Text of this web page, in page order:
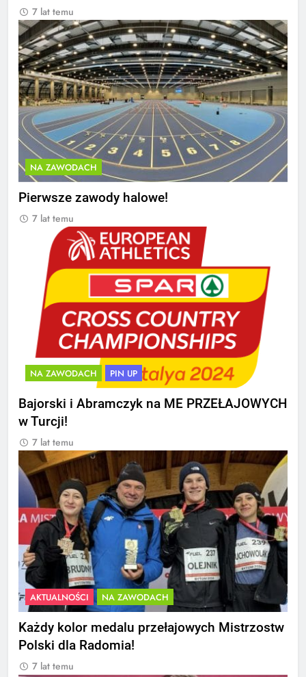
7 lat temu
NA ZAWODACH
Pierwsze zawody halowe!
7 lat temu
NA ZAWODACH PIN UP
Bajorski i Abramczyk na ME PRZEŁAJOWYCH
w Turcji!
7 lat temu
AKTUALNOŚCI NA ZAWODACH
Każdy kolor medalu przełajowych Mistrzostw
Polski dla Radomia!
7 lat temu